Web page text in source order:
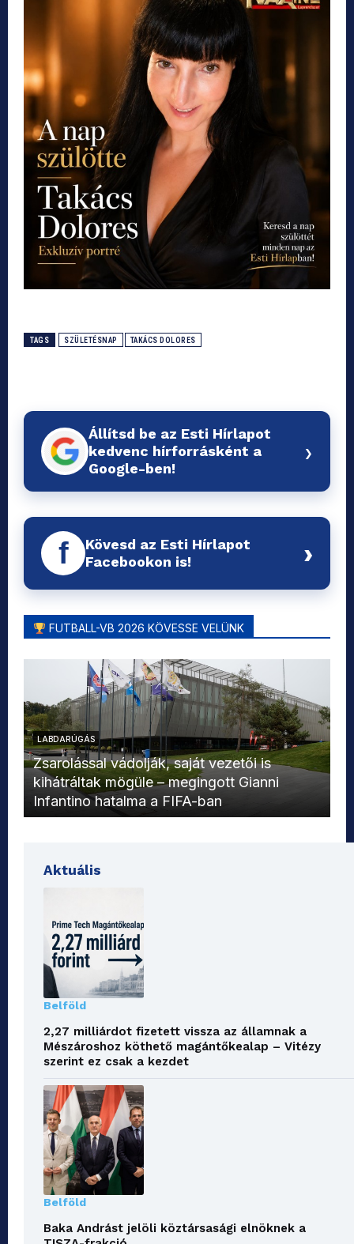
TAGS SZÜLETÉSNAP TAKÁCS DOLORES
Állítsd be az Esti Hírlapot
kedvenc hírforrásként a
Google-ben!
›
f
Kövesd az Esti Hírlapot
Facebookon is!
›
FUTBALL-VB 2026 KÖVESSE VELÜNK
LABDARÚGÁS
Zsarolással vádolják, saját vezetői is
kihátráltak mögüle – megingott Gianni
Infantino hatalma a FIFA-ban
Aktuális
Belföld
2,27 milliárdot fizetett vissza az államnak a
Mészároshoz köthető magántőkealap – Vitézy
szerint ez csak a kezdet
Belföld
Baka Andrást jelöli köztársasági elnöknek a